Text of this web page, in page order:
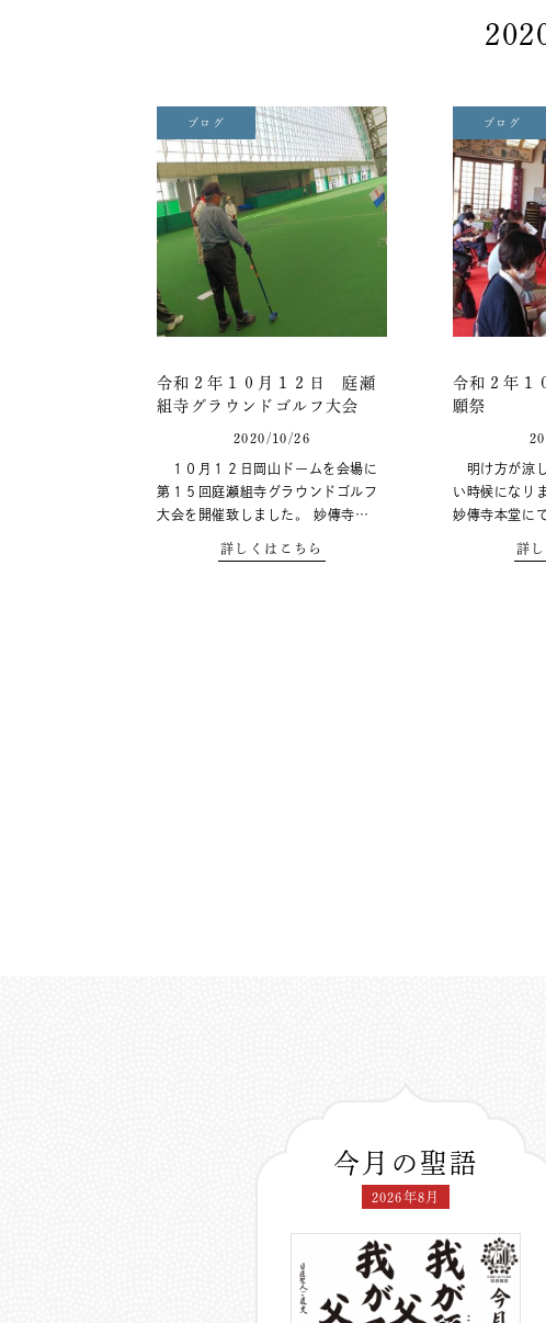
ブログ
令和２年１０月１２日 庭瀬
組寺グラウンドゴルフ大会
2020/10/26
１０月１２日岡山ドームを会場に
第１５回庭瀬組寺グラウンドゴルフ
大会を開催致しました。 妙傳寺…
詳しくはこちら
ブログ
令和２年１
願祭
明け方が涼
い時候になり
妙傳寺本堂に
詳
今月の聖語
2026年8月